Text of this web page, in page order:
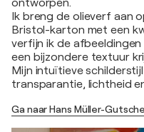
ontworpen.
Ik breng de olieverf aan
Bristol-karton met een
verfijn ik de
een bijzondere textuur
Mijn intuïtieve
transparantie, lichtheid
Ga naar Hans Müller-